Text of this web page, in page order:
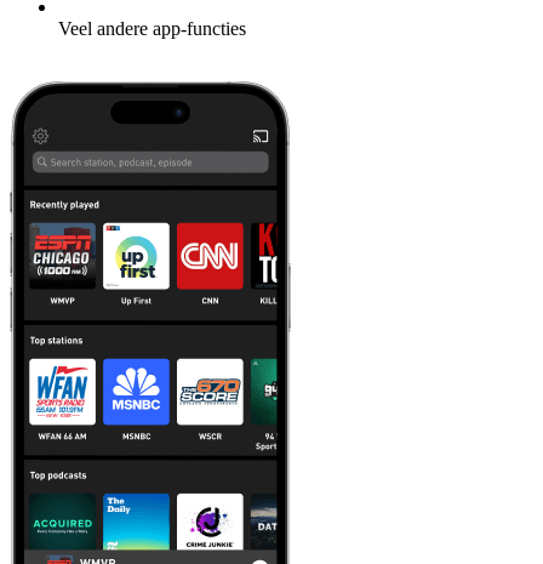
Veel andere app-functies